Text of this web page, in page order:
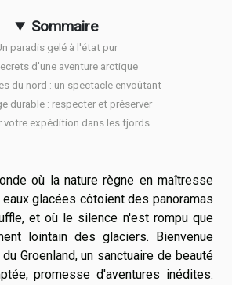
Sommaire
paradis gelé à l'état pur
d'une aventure arctique
du nord : un spectacle envoûtant
durable : respecter et préserver
votre expédition dans les fjords
où la nature règne en maîtresse
glacées côtoient des panoramas
et où le silence n'est rompu que
lointain des glaciers. Bienvenue
Groenland, un sanctuaire de beauté
promesse d'aventures inédites.